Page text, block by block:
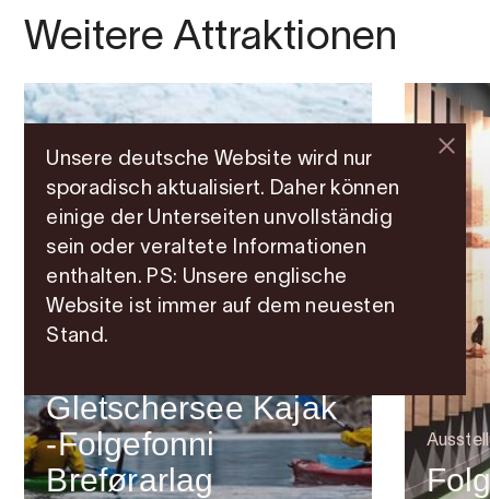
Weitere Attraktionen
Gletschersee Kajak
-Folgefonni
Breførarlag
Unsere deutsche Website wird nur
sporadisch aktualisiert. Daher können
einige der Unterseiten unvollständig
sein oder veraltete Informationen
enthalten. PS: Unsere englische
Website ist immer auf dem neuesten
Stand.